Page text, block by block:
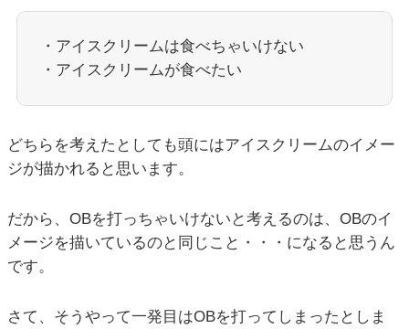
・アイスクリームは食べちゃいけない
・アイスクリームが食べたい
どちらを考えたとしても頭にはアイスクリームのイメー
ジが描かれると思います。
だから、OBを打っちゃいけないと考えるのは、OBのイ
メージを描いているのと同じこと・・・になると思うん
です。
さて、そうやって一発目はOBを打ってしまったとしま